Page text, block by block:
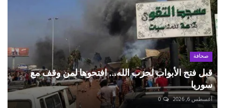
صحافة
قبل فتح الأبواب لحزب الله... افتحوها لمن وقف مع
سوريا
أغسطس 6, 2026 0